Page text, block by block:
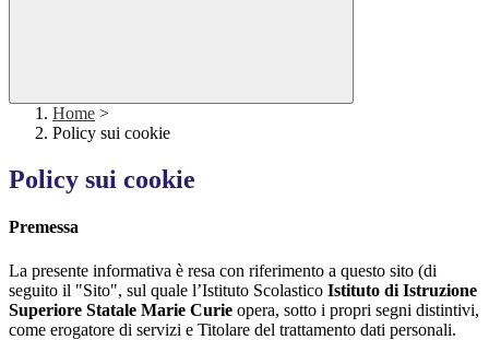
Home >
Policy sui cookie
Policy sui cookie
Premessa
La presente informativa è resa con riferimento a questo sito (di
seguito il "Sito", sul quale l’Istituto Scolastico Istituto di Istruzione
Superiore Statale Marie Curie opera, sotto i propri segni distintivi,
come erogatore di servizi e Titolare del trattamento dati personali.